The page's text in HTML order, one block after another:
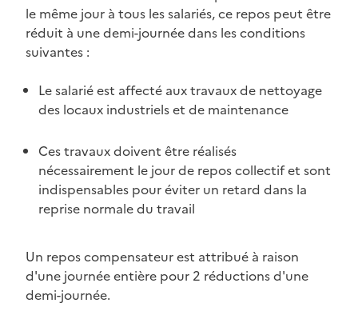
le même jour à tous les salariés, ce repos peut être
réduit à une demi-journée dans les conditions
suivantes :
Le salarié est affecté aux travaux de nettoyage
des locaux industriels et de maintenance
Ces travaux doivent être réalisés
nécessairement le jour de repos collectif et sont
indispensables pour éviter un retard dans la
reprise normale du travail
Un repos compensateurest attribué à raison
d'une journée entière pour 2 réductions d'une
demi-journée.